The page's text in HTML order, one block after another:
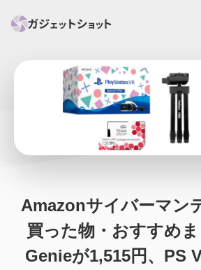
スマホ PC関連
セール情報 スマートホーム
ガイド ニュース オーディオ
Amazonサイバーマン
買った物・おすすめ
Genieが1,515円、PS